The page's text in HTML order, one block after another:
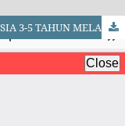
STIMULASI KECERDASAN PADA ANAK USIA 3-5 TAHUN MELALUI MEDIA POP UP BOOK DI PAUD CERDAS PELANGI MEDAN TUNTUNGAN TAHUN 2025